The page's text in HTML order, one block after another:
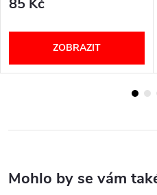
85 Kč
ZOBRAZIT